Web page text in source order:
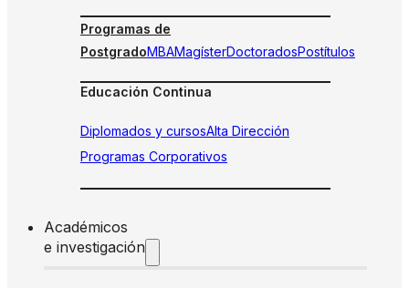
Programas de
PostgradoMBAMagísterDoctoradosPostítulos
Educación Continua
Diplomados y cursosAlta Dirección
Programas Corporativos
Académicos
e investigación